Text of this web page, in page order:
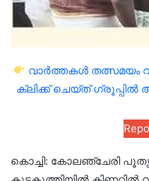
വാർത്തകൾ തത്സമയം
ക്ലിക്ക് ചെയ്ത് ഗ്രൂപ്പിൽ
കൊച്ചി: കോലഞ്ചേരി